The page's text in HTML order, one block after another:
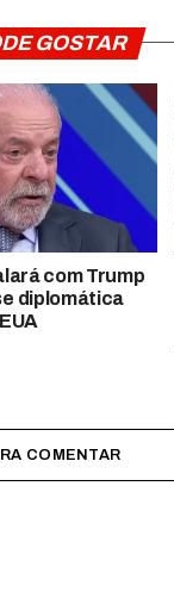
GOSTAR
com Trump
diplomática
COMENTAR